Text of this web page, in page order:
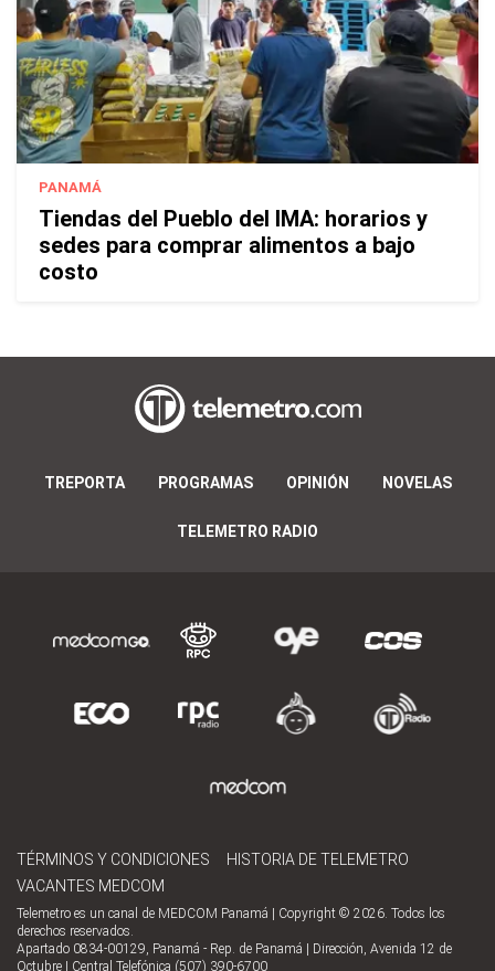
PANAMÁ
Tiendas del Pueblo del IMA: horarios y
sedes para comprar alimentos a bajo
costo
TREPORTA PROGRAMAS OPINIÓN NOVELAS
TELEMETRO RADIO
TÉRMINOS Y CONDICIONES
HISTORIA DE TELEMETRO
VACANTES MEDCOM
Telemetro es un canal de MEDCOM Panamá | Copyright © 2026. Todos los
derechos reservados.
Apartado 0834-00129, Panamá - Rep. de Panamá | Dirección, Avenida 12 de
Octubre | Central Telefónica (507) 390-6700